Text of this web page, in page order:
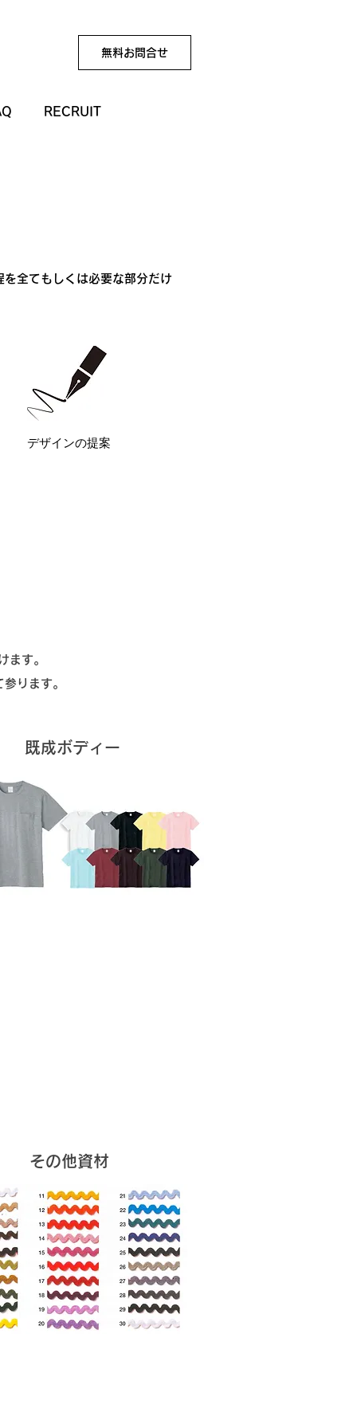
無料お問合せ
RECRUIT
全てもしくは必要な部分だけ
デザインの提案
ます。
ります。
既成ボディー
​その他資材